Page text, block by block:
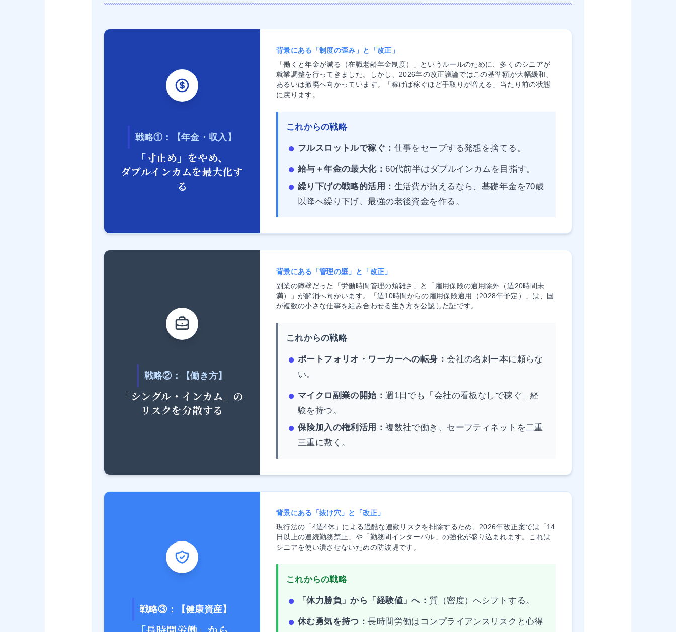
戦略①：【年金・収入】
「寸止め」をやめ、
ダブルインカムを最大化す
る
背景にある「制度の歪み」と「改正」
「働くと年金が減る（在職老齢年金制度）」というルールのために、多くのシニアが
就業調整を行ってきました。しかし、2026年の改正議論ではこの基準額が大幅緩和、
あるいは撤廃へ向かっています。「稼げば稼ぐほど手取りが増える」当たり前の状態
に戻ります。
これからの戦略
フルスロットルで稼ぐ： 仕事をセーブする発想を捨てる。
給与＋年金の最大化： 60代前半はダブルインカムを目指す。
繰り下げの戦略的活用： 生活費が賄えるなら、基礎年金を70歳
以降へ繰り下げ、最強の老後資金を作る。
戦略②：【働き方】
「シングル・インカム」の
リスクを分散する
背景にある「管理の壁」と「改正」
副業の障壁だった「労働時間管理の煩雑さ」と「雇用保険の適用除外（週20時間未
満）」が解消へ向かいます。「週10時間からの雇用保険適用（2028年予定）」は、国
が複数の小さな仕事を組み合わせる生き方を公認した証です。
これからの戦略
ポートフォリオ・ワーカーへの転身：会社の名刺一本に頼らな
い。
マイクロ副業の開始：週1日でも「会社の看板なしで稼ぐ」経
験を持つ。
保険加入の権利活用：複数社で働き、セーフティネットを二重
三重に敷く。
戦略③：【健康資産】
背景にある「抜け穴」と「改正」
現行法の「4週4休」による過酷な連勤リスクを排除するため、2026年改正案では「14
日以上の連続勤務禁止」や「勤務間インターバル」の強化が盛り込まれます。これは
シニアを使い潰させないための防波堤です。
これからの戦略
「体力勝負」から「経験値」へ： 質（密度）へシフトする。
休む勇気を持つ：長時間労働はコンプライアンスリスクと心得